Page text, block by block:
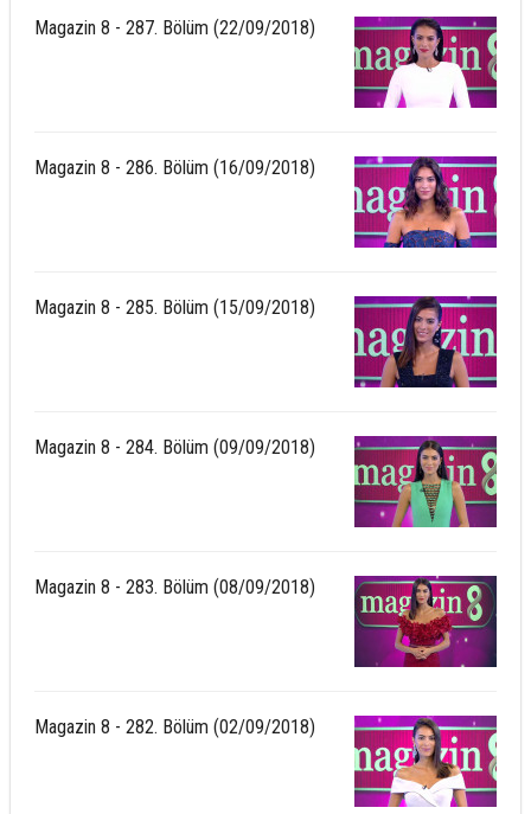
Magazin 8 - 287. Bölüm (22/09/2018)
Magazin 8 - 286. Bölüm (16/09/2018)
Magazin 8 - 285. Bölüm (15/09/2018)
Magazin 8 - 284. Bölüm (09/09/2018)
Magazin 8 - 283. Bölüm (08/09/2018)
Magazin 8 - 282. Bölüm (02/09/2018)